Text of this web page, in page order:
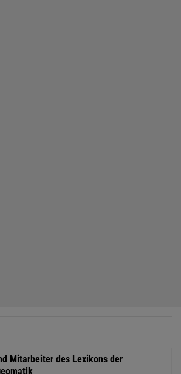
Mitarbeiter des Lexikons der